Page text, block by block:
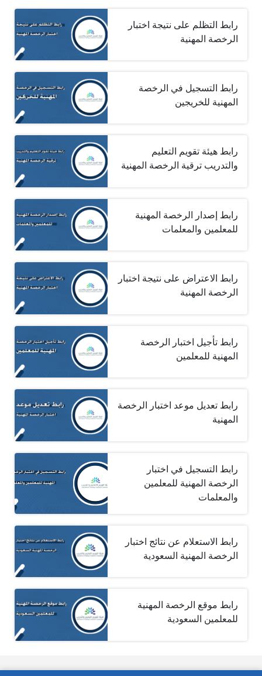
رابط التظلم على نتيجة اختبار
الرخصة المهنية
رابط التسجيل في الرخصة
المهنية للخريجين
رابط هيئة تقويم التعليم
والتدريب ترقية الرخصة المهنية
رابط إصدار الرخصة المهنية
للمعلمين والمعلمات
رابط الاعتراض على نتيجة اختبار
الرخصة المهنية
رابط تأجيل اختبار الرخصة
المهنية للمعلمين
رابط تعديل موعد اختبار الرخصة
المهنية
رابط التسجيل في اختبار
الرخصة المهنية للمعلمين
والمعلمات
رابط الاستعلام عن نتائج اختبار
الرخصة المهنية السعودية
رابط موقع الرخصة المهنية
للمعلمين السعودية